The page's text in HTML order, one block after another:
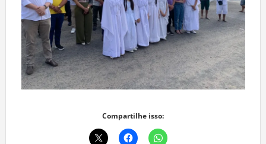
Compartilhe isso: